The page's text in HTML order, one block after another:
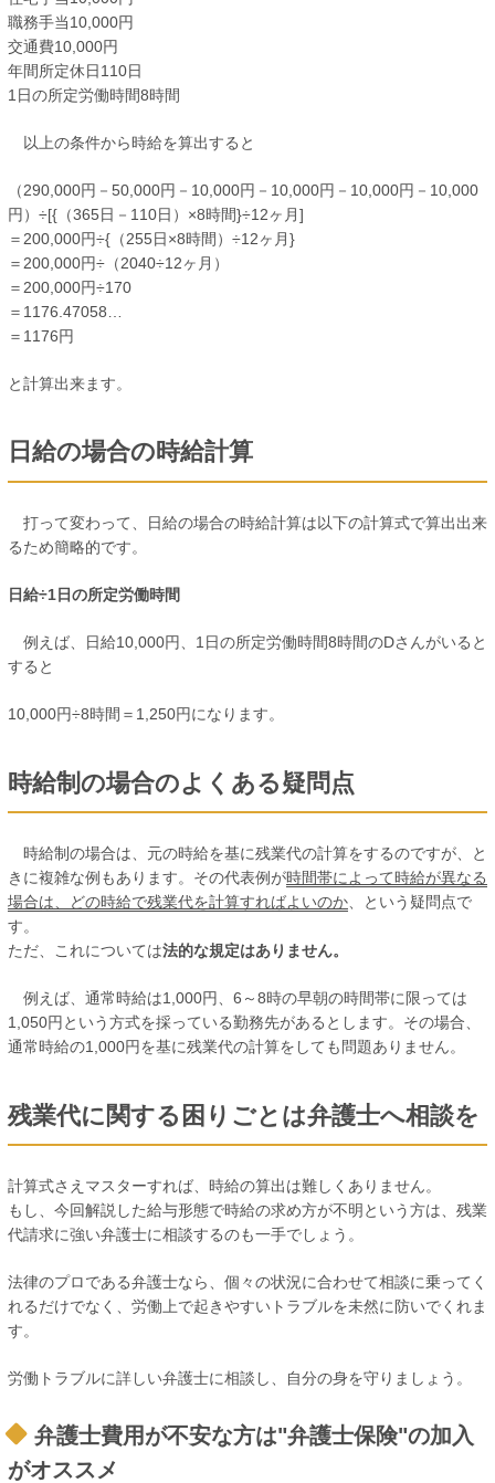
職務手当10,000円
交通費10,000円
年間所定休日110日
1日の所定労働時間8時間
以上の条件から時給を算出すると
（290,000円－50,000円－10,000円－10,000円－10,000円－10,000
円）÷[{（365日－110日）×8時間}÷12ヶ月]
＝200,000円÷{（255日×8時間）÷12ヶ月}
＝200,000円÷（2040÷12ヶ月）
＝200,000円÷170
＝1176.47058…
＝1176円
と計算出来ます。
日給の場合の時給計算
打って変わって、日給の場合の時給計算は以下の計算式で算出出来
るため簡略的です。
日給÷1日の所定労働時間
例えば、日給10,000円、1日の所定労働時間8時間のDさんがいると
すると
10,000円÷8時間＝1,250円になります。
時給制の場合のよくある疑問点
時給制の場合は、元の時給を基に残業代の計算をするのですが、と
きに複雑な例もあります。その代表例が時間帯によって時給が異なる
場合は、どの時給で残業代を計算すればよいのか、という疑問点で
す。
ただ、これについては法的な規定はありません。
例えば、通常時給は1,000円、6～8時の早朝の時間帯に限っては
1,050円という方式を採っている勤務先があるとします。その場合、
通常時給の1,000円を基に残業代の計算をしても問題ありません。
残業代に関する困りごとは弁護士へ相談を
計算式さえマスターすれば、時給の算出は難しくありません。
もし、今回解説した給与形態で時給の求め方が不明という方は、残業
代請求に強い弁護士に相談するのも一手でしょう。
法律のプロである弁護士なら、個々の状況に合わせて相談に乗ってく
れるだけでなく、労働上で起きやすいトラブルを未然に防いでくれま
す。
労働トラブルに詳しい弁護士に相談し、自分の身を守りましょう。
弁護士費用が不安な方は"弁護士保険"の加入
がオススメ